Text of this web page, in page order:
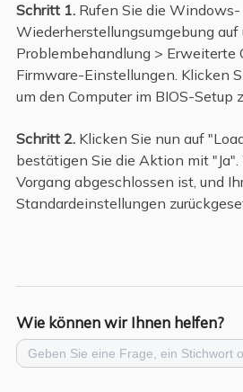
Schritt 1.Rufen Sie die Windows-
Wiederherstellungsumgebung auf
Problembehandlung > Erweiterte
Firmware-Einstellungen. Klicken
um den Computer im BIOS-Setup
Schritt 2.Klicken Sie nun auf
bestätigen Sie die Aktion mit
Vorgang abgeschlossen ist, und
Standardeinstellungen
Wie können wir Ihnen helfen?